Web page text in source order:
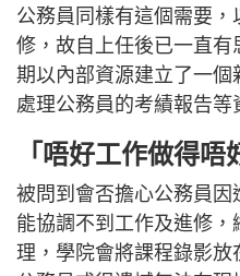
公務員同樣有這個需要
修，故自上任後已一直
期以內部資源建立了一個
處理公務員的考績報告等
「唔好工作做得唔
被問到會否擔心公務員因
能協調不到工作及進修
理，學院會將課程錄影